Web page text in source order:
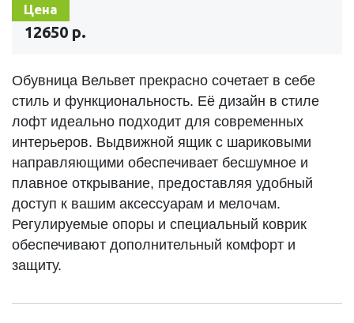
Цена
12650 р.
Обувница Вельвет прекрасно сочетает в себе
стиль и функциональность. Её дизайн в стиле
лофт идеально подходит для современных
интерьеров. Выдвижной ящик с шариковыми
направляющими обеспечивает бесшумное и
плавное открывание, предоставляя удобный
доступ к вашим аксессуарам и мелочам.
Регулируемые опоры и специальный коврик
обеспечивают дополнительный комфорт и
защиту.